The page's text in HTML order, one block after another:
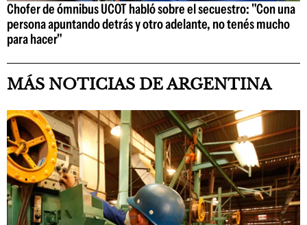
Chofer de ómnibus UCOT habló sobre el secuestro: "Con una
persona apuntando detrás y otro adelante, no tenés mucho
para hacer"
MÁS NOTICIAS DE ARGENTINA